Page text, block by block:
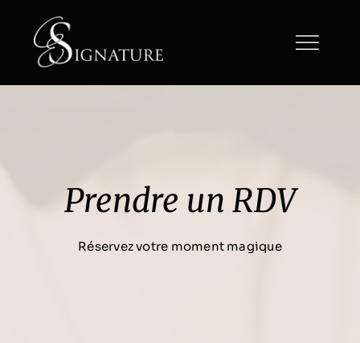
contenu
Prendre un RDV
Réservez votre moment magique